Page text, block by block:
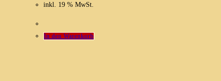
inkl. 19 % MwSt.
In den Warenkorb